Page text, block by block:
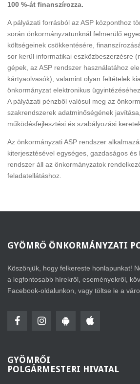
100 %-át finanszírozza.
A pályázati forrásból az ASP központhoz
során önkormányzatunknál felmerülő
költségeinek csökkentésére,
sor kerül informatikai eszközbeszerzésre
gépek, az ASP rendszer használatához
kártyaolvasók), valamint olyan feltételek
önkormányzat elektronikus
A pályázati pénzből valósul meg az
szakrendszerek adatminőségének
működésfejlesztési és szabályozási
Az önkormányzati ASP rendszer
kiterjesztésével egységes, gazdaságos
rendszer áll az önkormányzatok
feladatellátáshoz.
GYÖMRŐ ÖNKORMÁNYZATI
Köszönjük, hogy felkereste honlapunkat!
a legfontosabb hírekről, eseményekről,
Facebook-oldalunkon, vagy töltse le a
GYÖMRŐI
POLGÁRMESTERI HIVATAL